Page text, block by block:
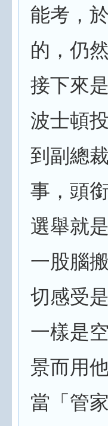
能考，
的，仍
接下來
波士頓
到副總
事，頭
選舉就
一股腦
切感受
一樣是
景而用
當「管